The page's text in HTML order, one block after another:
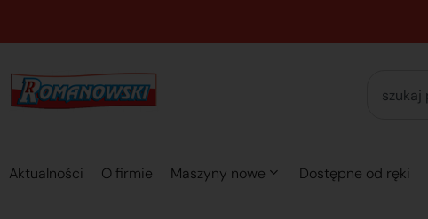
Aktualności O firmie Maszyny nowe Dostępne od ręki